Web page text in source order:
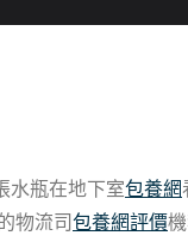
水瓶在地下室包養網
物流司包養網評價